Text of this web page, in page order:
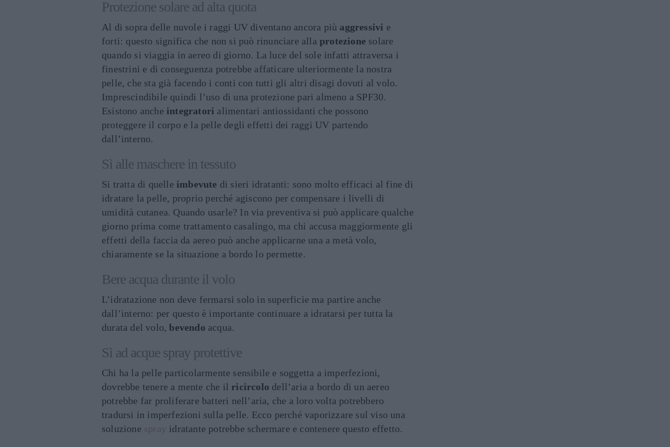
Protezione solare ad alta quota
Al di sopra delle nuvole i raggi UV diventano ancora più aggressivi e
forti: questo significa che non si può rinunciare allaprotezione solare
quando si viaggia in aereo di giorno. La luce del sole infatti attraversa i
finestrini e di conseguenza potrebbe affaticare ulteriormente la nostra
pelle, che sta già facendo i conti con tutti gli altri disagi dovuti al volo.
Imprescindibile quindi l’uso di una protezione pari almeno a SPF30.
Esistono anche integratori alimentari antiossidanti che possono
proteggere il corpo e la pelle degli effetti dei raggi UV partendo
dall’interno.
Sì alle maschere in tessuto
Si tratta di quelle imbevute di sieri idratanti: sono molto efficaci al fine di
idratare la pelle, proprio perché agiscono per compensare i livelli di
umidità cutanea. Quando usarle? In via preventiva si può applicare qualche
giorno prima come trattamento casalingo, ma chi accusa maggiormente gli
effetti della faccia da aereo può anche applicarne una a metà volo,
chiaramente se la situazione a bordo lo permette.
Bere acqua durante il volo
L’idratazione non deve fermarsi solo in superficie ma partire anche
dall’interno: per questo è importante continuare a idratarsi per tutta la
durata del volo,bevendo acqua.
Sì ad acque spray protettive
Chi ha la pelle particolarmente sensibile e soggetta a imperfezioni,
dovrebbe tenere a mente che il ricircolo dell’aria a bordo di un aereo
potrebbe far proliferare batteri nell’aria, che a loro volta potrebbero
tradursi in imperfezioni sulla pelle. Ecco perché vaporizzare sul viso una
soluzione spray idratante potrebbe schermare e contenere questo effetto.